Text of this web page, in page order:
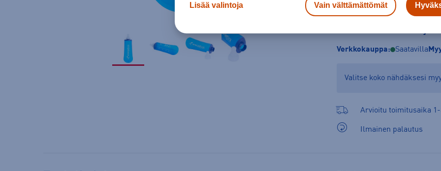
Verkkokauppa: Saatavilla
Valitse koko nähdäksesi
Arvioitu toimitusaika
Ilmainen palautus
Lisää valintoja Vain välttämättömät